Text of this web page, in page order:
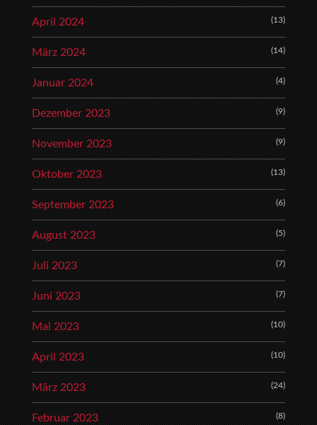
April 2024 (13)
März 2024 (14)
Januar 2024 (4)
Dezember 2023 (9)
November 2023 (9)
Oktober 2023 (13)
September 2023 (6)
August 2023 (5)
Juli 2023 (7)
Juni 2023 (7)
Mai 2023 (10)
April 2023 (10)
März 2023 (24)
Februar 2023 (8)